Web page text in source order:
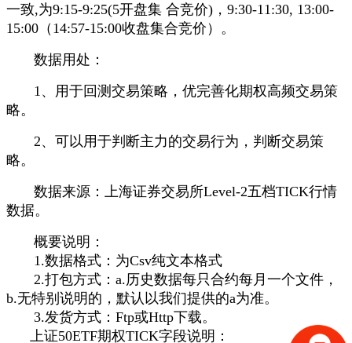
一致,为9:15-9:25(5开盘集 合竞价)，9:30-11:30, 13:00-
15:00（14:57-15:00收盘集合竞价）。
数据用处：
1、用于回测交易策略，优完善化期权高频交易策
略。
2、可以用于判断主力的交易行为，判断交易策
略。
数据来源：上海证券交易所Level-2五档TICK行情
数据。
概要说明：
1.数据格式：为Csv纯文本格式
2.打包方式：a.历史数据每只合约每月一个文件，
b.无特别说明的，默认以我们提供的a为准。
3.发货方式：Ftp或Http下载。
上证50ETF期权TICK字段说明：